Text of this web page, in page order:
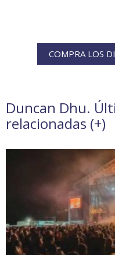
COMPRA LOS
Duncan Dhu.
relacionadas (+)